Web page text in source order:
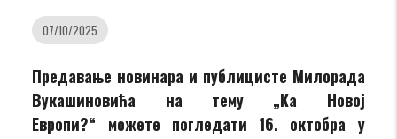
07/10/2025
Предавање новинара и публицисте Милорада
Вукашиновића на тему „Ка Новој
Европи?“ можете погледати 16. октобра у